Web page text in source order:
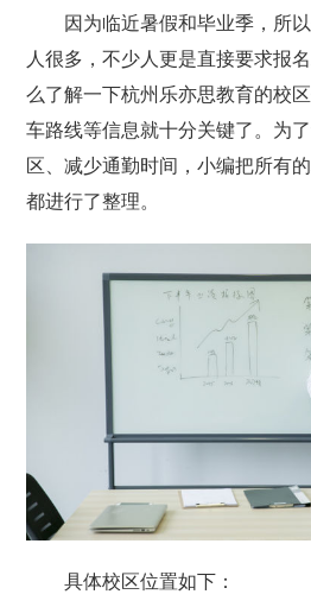
因为临近暑假和毕业季，所
人很多，不少人更是直接要求报
么了解一下杭州乐亦思教育的校
车路线等信息就十分关键了。为
区、减少通勤时间，小编把所有
都进行了整理。
具体校区位置如下：